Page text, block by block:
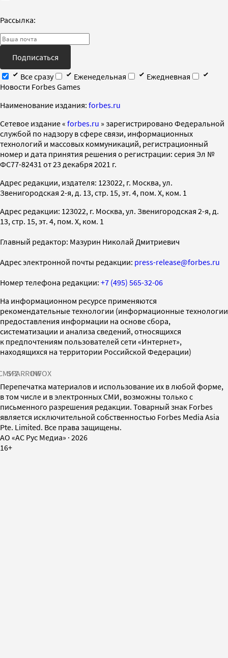
Рассылка:
Подписаться
Все сразу
Еженедельная
Ежедневная
Новости Forbes Games
Наименование издания: forbes.ru
Cетевое издание « forbes.ru » зарегистрировано Федеральной
службой по надзору в сфере связи, информационных
технологий и массовых коммуникаций, регистрационный
номер и дата принятия решения о регистрации: серия Эл №
ФС77-82431 от 23 декабря 2021 г.
Адрес редакции, издателя: 123022, г. Москва, ул.
Звенигородская 2-я, д. 13, стр. 15, эт. 4, пом. X, ком. 1
Адрес редакции: 123022, г. Москва, ул. Звенигородская 2-я, д.
13, стр. 15, эт. 4, пом. X, ком. 1
Главный редактор: Мазурин Николай Дмитриевич
Адрес электронной почты редакции: press-release@forbes.ru
Номер телефона редакции: +7 (495) 565-32-06
На информационном ресурсе применяются
рекомендательные технологии (информационные технологии
предоставления информации на основе сбора,
систематизации и анализа сведений, относящихся
к предпочтениям пользователей сети «Интернет»,
находящихся на территории Российской Федерации)
SPARROWINFOX
Перепечатка материалов и использование их в любой форме,
в том числе и в электронных СМИ, возможны только с
письменного разрешения редакции. Товарный знак Forbes
является исключительной собственностью Forbes Media Asia
Pte. Limited. Все права защищены.
AO «АС Рус Медиа» · 2026
16+